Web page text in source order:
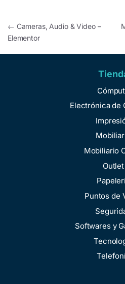
← Cameras, Audio & Video –
Elementor
Electrónica de
Mobiliario
Outlet
Puntos de
Softwares y